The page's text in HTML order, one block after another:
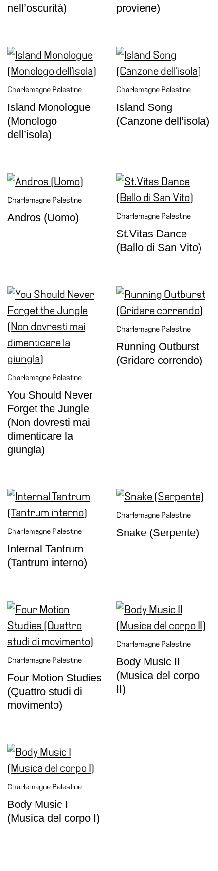
nell’oscurità)
proviene)
Charlemagne Palestine
Island Monologue
(Monologo
dell’isola)
Charlemagne Palestine
Island Song
(Canzone dell’isola)
Charlemagne Palestine
Andros (Uomo) Charlemagne Palestine
St.Vitas Dance
(Ballo di San Vito)
Charlemagne Palestine
You Should Never
Forget the Jungle
(Non dovresti mai
dimenticare la
giungla)
Charlemagne Palestine
Running Outburst
(Gridare correndo)
Charlemagne Palestine
Internal Tantrum
(Tantrum interno)
Charlemagne Palestine
Snake (Serpente)
Charlemagne Palestine
Four Motion Studies
(Quattro studi di
movimento)
Charlemagne Palestine
Body Music II
(Musica del corpo
II)
Charlemagne Palestine
Body Music I
(Musica del corpo I)